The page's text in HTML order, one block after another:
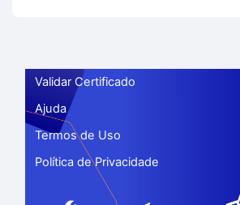
Validar Certificado
Ajuda
Termos de Uso
Política de Privacidade